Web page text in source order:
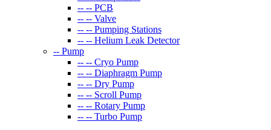
-- -- PCB
-- -- Valve
-- -- Pumping Stations
-- -- Helium Leak Detector
-- Pump
-- -- Cryo Pump
-- -- Diaphragm Pump
-- -- Dry Pump
-- -- Scroll Pump
-- -- Rotary Pump
-- -- Turbo Pump